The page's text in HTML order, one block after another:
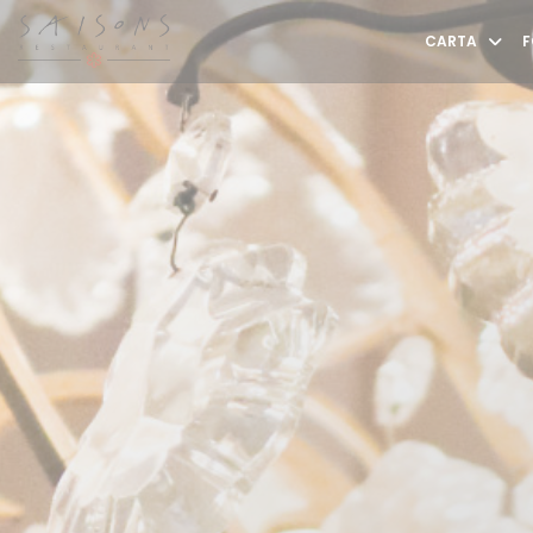
Personalización de sus opciones de cookies
CARTA